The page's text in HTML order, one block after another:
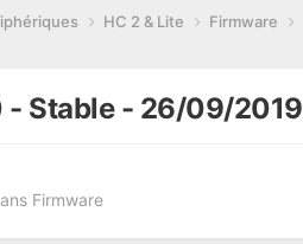
HC 2 & Lite Firmware
- Stable - 26/09/2019
Firmware